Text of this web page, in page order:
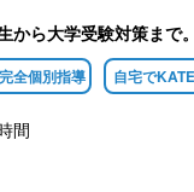
から大学受験対策まで
全個別指導 自宅で
間